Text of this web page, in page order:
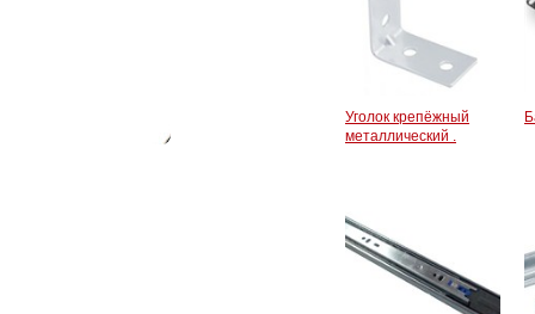
Уголок крепёжный
металлический .